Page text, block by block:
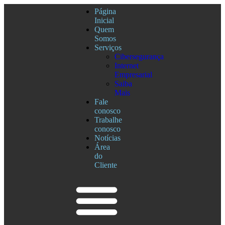
Página
Inicial
Quem
Somos
Serviços
Cibersegurança
Internet
Empresarial
Saiba
Mais
Fale
conosco
Trabalhe
conosco
Notícias
Área
do
Cliente